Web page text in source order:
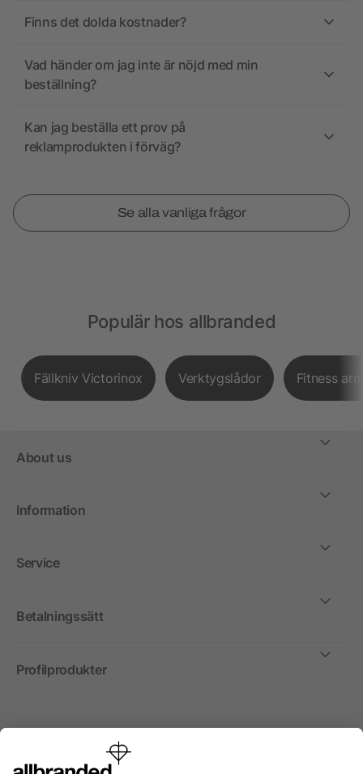
Finns det dolda kostnader?
Vad händer om jag inte är nöjd med min
beställning?
Kan jag beställa ett prov på
reklamprodukten i förväg?
Se alla vanliga frågor
Populär hos allbranded
Fällkniv Victorinox Verktygslådor Fitness
About us
Information
Service
Betalningssätt
Profilprodukter
Internationellt